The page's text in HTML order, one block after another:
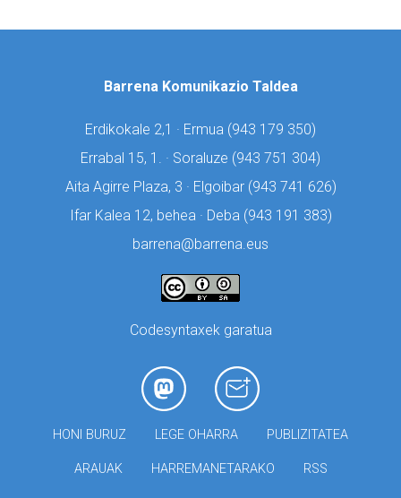
Barrena Komunikazio Taldea
Erdikokale 2,1 · Ermua (943 179 350)
Errabal 15, 1. · Soraluze (943 751 304)
Aita Agirre Plaza, 3 · Elgoibar (943 741 626)
Ifar Kalea 12, behea · Deba (943 191 383)
barrena@barrena.eus
Codesyntaxek garatua
HONI BURUZ LEGE OHARRA PUBLIZITATEA
ARAUAK HARREMANETARAKO RSS